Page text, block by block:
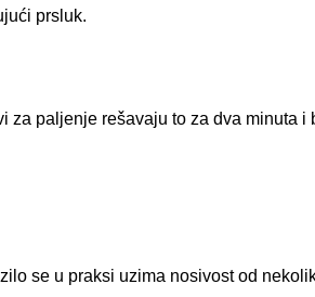
prsluk.
za paljenjerešavaju to za dva minuta i
se u praksi uzima nosivost od